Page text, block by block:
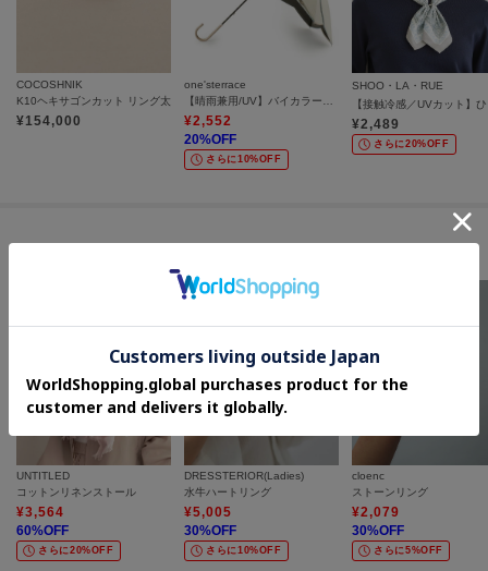
COCOSHNIK
K10ヘキサゴンカット リング太
¥154,000
one'sterrace
¥2,552
20%OFF
さらに10%OFF
SHOO・LA・RUE
¥2,489
さらに20%OFF
UNTITLED
コットンリネンストール
¥3,564
60%OFF
さらに20%OFF
DRESSTERIOR(Ladies)
水牛ハートリング
¥5,005
30%OFF
さらに10%OFF
cloenc
ストーンリング
¥2,079
30%OFF
さらに5%OFF